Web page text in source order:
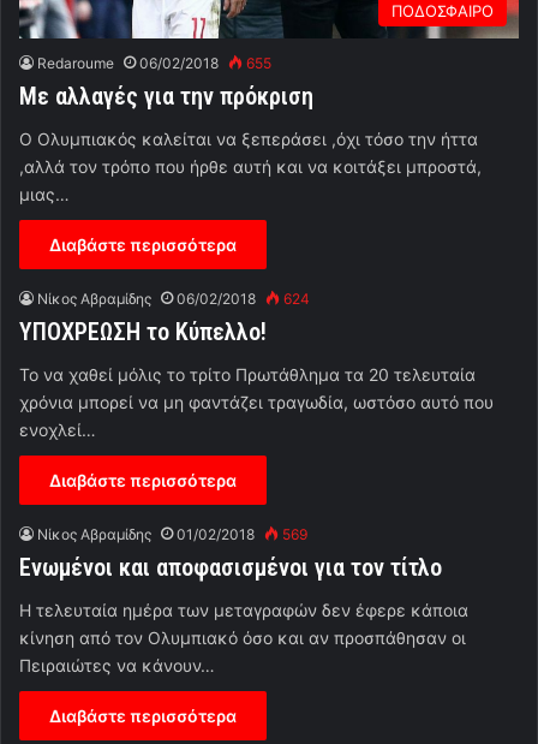
ΠΟΔΟΣΦΑΙΡΟ
Redaroume 06/02/2018 655
Με αλλαγές για την πρόκριση
Ο Ολυμπιακός καλείται να ξεπεράσει ,όχι τόσο την ήττα
,αλλά τον τρόπο που ήρθε αυτή και να κοιτάξει μπροστά,
μιας…
Διαβάστε περισσότερα
Νίκος Αβραμίδης 06/02/2018 624
YΠΟΧΡΕΩΣΗ το Κύπελλο!
To να χαθεί μόλις το τρίτο Πρωτάθλημα τα 20 τελευταία
χρόνια μπορεί να μη φαντάζει τραγωδία, ωστόσο αυτό που
ενοχλεί…
Διαβάστε περισσότερα
Νίκος Αβραμίδης 01/02/2018 569
Eνωμένοι και αποφασισμένοι για τον τίτλο
Η τελευταία ημέρα των μεταγραφών δεν έφερε κάποια
κίνηση από τον Ολυμπιακό όσο και αν προσπάθησαν οι
Πειραιώτες να κάνουν…
Διαβάστε περισσότερα